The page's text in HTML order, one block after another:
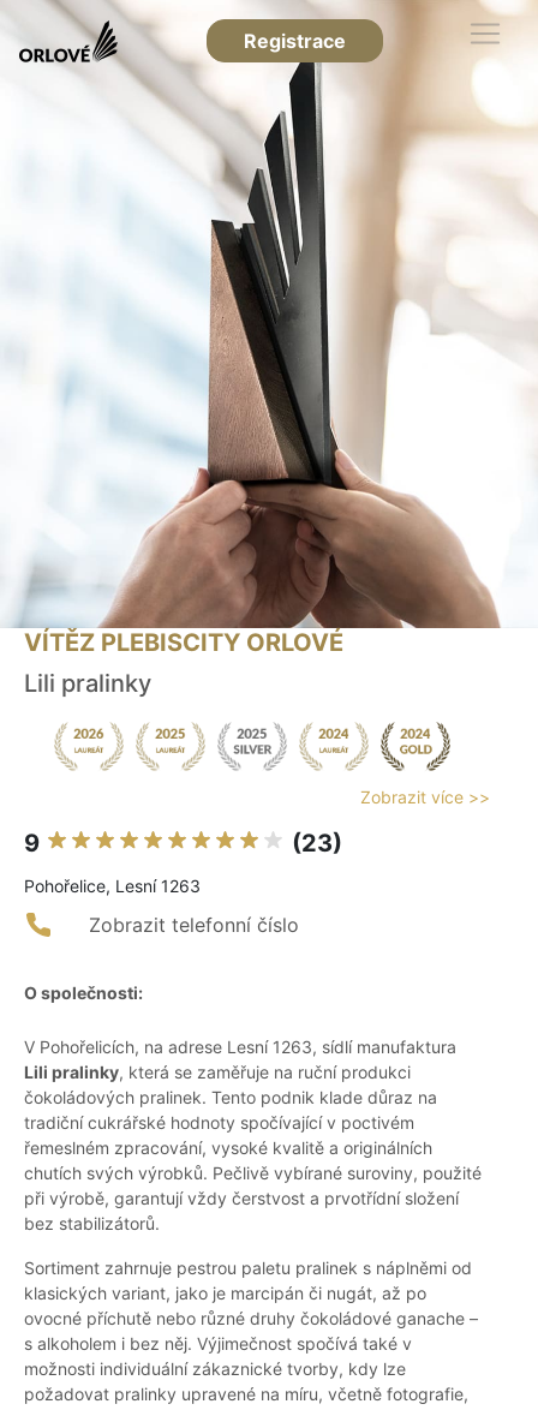
Registrace
VÍTĚZ PLEBISCITY ORLOVÉ
Lili pralinky
Zobrazit více >>
9 (23)
Pohořelice, Lesní 1263
Zobrazit telefonní číslo
O společnosti:
V Pohořelicích, na adrese Lesní 1263, sídlí manufaktura
Lili pralinky, která se zaměřuje na ruční produkci
čokoládových pralinek. Tento podnik klade důraz na
tradiční cukrářské hodnoty spočívající v poctivém
řemeslném zpracování, vysoké kvalitě a originálních
chutích svých výrobků. Pečlivě vybírané suroviny, použité
při výrobě, garantují vždy čerstvost a prvotřídní složení
bez stabilizátorů.
Sortiment zahrnuje pestrou paletu pralinek s náplněmi od
klasických variant, jako je marcipán či nugát, až po
ovocné příchutě nebo různé druhy čokoládové ganache –
s alkoholem i bez něj. Výjimečnost spočívá také v
možnosti individuální zákaznické tvorby, kdy lze
požadovat pralinky upravené na míru, včetně fotografie,